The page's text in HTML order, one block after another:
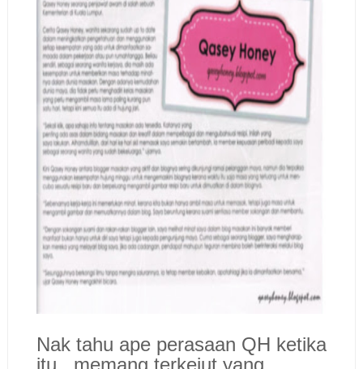
Nak tahu ape perasaan QH ketika
itu...memang terkejut yang